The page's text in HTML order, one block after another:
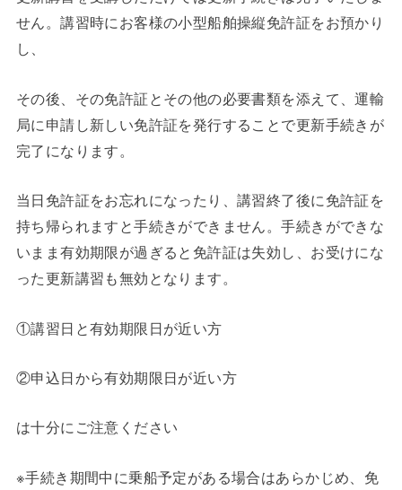
せん。講習時にお客様の小型船舶操縦免許証をお預かり
し、
その後、その免許証とその他の必要書類を添えて、運輸
局に申請し新しい免許証を発行することで更新手続きが
完了になります。
当日免許証をお忘れになったり、講習終了後に免許証を
持ち帰られますと手続きができません。手続きができな
いまま有効期限が過ぎると免許証は失効し、お受けにな
った更新講習も無効となります。
①講習日と有効期限日が近い方
②申込日から有効期限日が近い方
は十分にご注意ください
※手続き期間中に乗船予定がある場合はあらかじめ、免